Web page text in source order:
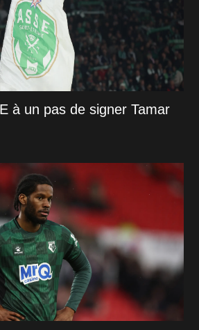
à un pas de signer Tamar